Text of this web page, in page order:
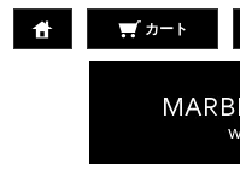
カート